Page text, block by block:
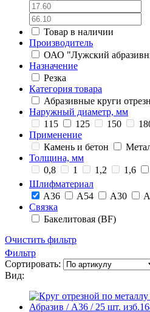
Товар в наличии
Производитель
ОАО "Лужский
Назначение
Резка
Категория товара
Абразивные круги
Наружный диаметр, мм
115
125 150
Применение
Камень и бетон
Толщина, мм
0,8
1 1,2 1,6
Шлифматериал
A36
A54 A30
Связка
Бакелитовая (BF)
Очистить фильтр
Фильтр
Сортировать:
Вид: